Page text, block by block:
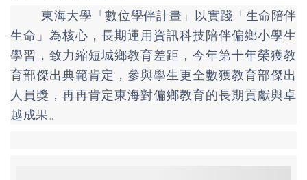
東海大學「數位學伴計畫」以實踐「生命陪伴
生命」為核心，長期運用資訊科技陪伴偏鄉小學生
學習，致力縮短城鄉教育差距，今年第十年榮獲教
育部傑出典範肯定，參與學生更全數獲教育部傑出
人員獎，再再肯定東海對偏鄉教育的長期貢獻與卓
越成果。